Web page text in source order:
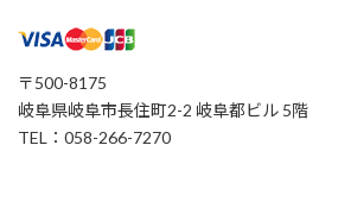
〒500-8175
岐阜県岐阜市長住町2-2 岐阜都ビル 5階
TEL：058-266-7270